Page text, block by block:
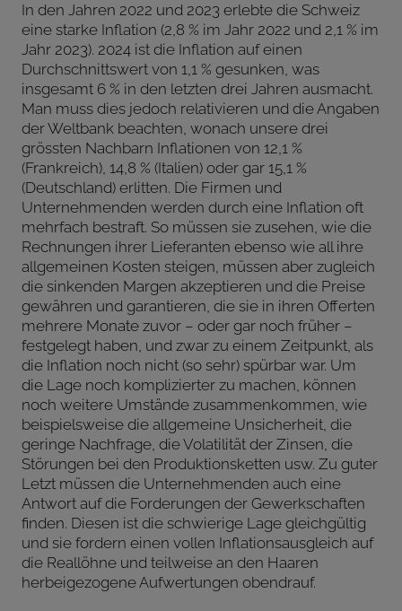
In den Jahren 2022 und 2023 erlebte die Schweiz
eine starke Inflation (2,8 % im Jahr 2022 und 2,1 % im
Jahr 2023). 2024 ist die Inflation auf einen
Durchschnittswert von 1,1 % gesunken, was
insgesamt 6 % in den letzten drei Jahren ausmacht.
Man muss dies jedoch relativieren und die Angaben
der Weltbank beachten, wonach unsere drei
grössten Nachbarn Inflationen von 12,1 %
(Frankreich), 14,8 % (Italien) oder gar 15,1 %
(Deutschland) erlitten. Die Firmen und
Unternehmenden werden durch eine Inflation oft
mehrfach bestraft. So müssen sie zusehen, wie die
Rechnungen ihrer Lieferanten ebenso wie all ihre
allgemeinen Kosten steigen, müssen aber zugleich
die sinkenden Margen akzeptieren und die Preise
gewähren und garantieren, die sie in ihren Offerten
mehrere Monate zuvor – oder gar noch früher –
festgelegt haben, und zwar zu einem Zeitpunkt, als
die Inflation noch nicht (so sehr) spürbar war. Um
die Lage noch komplizierter zu machen, können
noch weitere Umstände zusammenkommen, wie
beispielsweise die allgemeine Unsicherheit, die
geringe Nachfrage, die Volatilität der Zinsen, die
Störungen bei den Produktionsketten usw. Zu guter
Letzt müssen die Unternehmenden auch eine
Antwort auf die Forderungen der Gewerkschaften
finden. Diesen ist die schwierige Lage gleichgültig
und sie fordern einen vollen Inflationsausgleich auf
die Reallöhne und teilweise an den Haaren
herbeigezogene Aufwertungen obendrauf.